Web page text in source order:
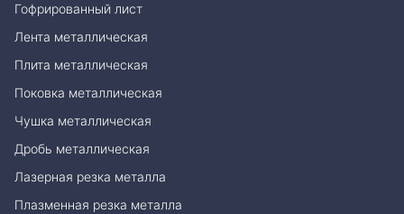
Гофрированный лист
Лента металлическая
Плита металлическая
Поковка металлическая
Чушка металлическая
Дробь металлическая
Лазерная резка металла
Плазменная резка металла